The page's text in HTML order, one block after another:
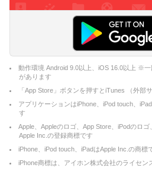
動作環境 Android 9.0以上、iOS 16.0以上 ※
があります
「App Store」ボタンを押すとiTunes （外部
アプリケーションはiPhone、iPod touch、
す
Apple、Appleのロゴ、App Store、iPodのロ
Apple Inc.の登録商標です
iPhone、iPod touch、iPadはApple Inc.の商標
iPhone商標は、アイホン株式会社のライセン